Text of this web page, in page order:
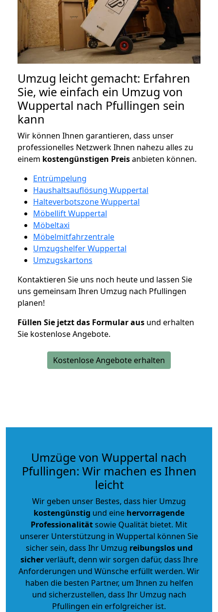
Umzug leicht gemacht: Erfahren
Sie, wie einfach ein Umzug von
Wuppertal nach Pfullingen sein
kann
Wir können Ihnen garantieren, dass unser
professionelles Netzwerk Ihnen nahezu alles zu
einem kostengünstigen Preisanbieten können.
Entrümpelung
Haushaltsauflösung Wuppertal
Halteverbotszone Wuppertal
Möbellift Wuppertal
Möbeltaxi
Möbelmitfahrzentrale
Umzugshelfer Wuppertal
Umzugskartons
Kontaktieren Sie uns noch heute und lassen Sie
uns gemeinsam Ihren Umzug nach Pfullingen
planen!
Füllen Sie jetzt das Formular aus und erhalten
Sie kostenlose Angebote.
Kostenlose Angebote erhalten
Umzüge von Wuppertal nach
Pfullingen: Wir machen es Ihnen
leicht
Wir geben unser Bestes, dass hier Umzug
kostengünstig und eine hervorragende
Professionalitätsowie Qualität bietet. Mit
unserer Unterstützung in Wuppertal können Sie
sicher sein, dass Ihr Umzug reibungslos und
sicherverläuft, denn wir sorgen dafür, dass Ihre
Anforderungen und Wünsche erfüllt werden. Wir
haben die besten Partner, um Ihnen zu helfen
und sicherzustellen, dass Ihr Umzug nach
Pfullingen ein erfolgreicher ist.